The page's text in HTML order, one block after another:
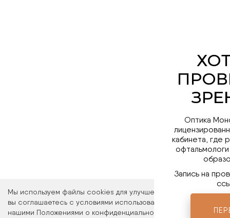
Мы используем файлы cookies для улучшения работы сайта.
вы соглашаетесь с условиями использования файлов cookies.
нашими Положениями о конфиденциальности и об
Оптика
кабинета, где
Запись на